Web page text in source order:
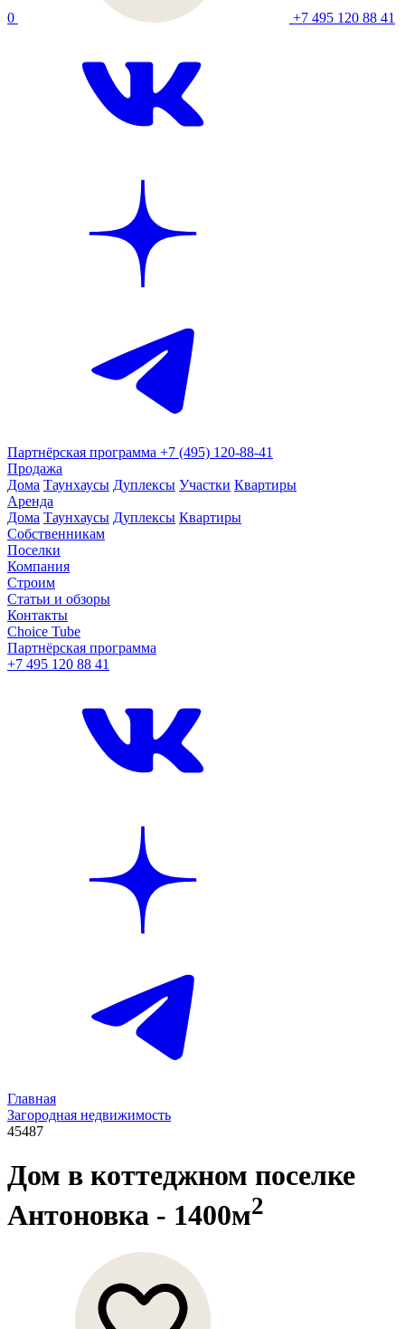
0 +7 495 120 88 41
Партнёрская программа +7 (495) 120-88-41
Продажа
Дома Таунхаусы Дуплексы Участки Квартиры
Аренда
Дома Таунхаусы Дуплексы Квартиры
Собственникам
Поселки
Компания
Строим
Статьи и обзоры
Контакты
Choice Tube
Партнёрская программа
+7 495 120 88 41
Главная
Загородная недвижимость
45487
Дом в коттеджном поселке
Антоновка - 1400м2